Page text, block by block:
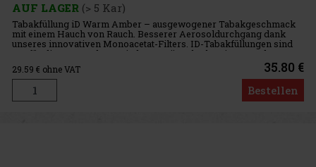
AUF LAGER (> 5 Kar)
Tabakfüllung iD Warm Amber – ausgewogener Tabakgeschmack
mit einem Hauch von Rauch. Besserer Aerosoldurchgang dank
unseres innovativen Monoacetat-Filters. ID-Tabakfüllungen sind
nur für die Verwendung mit dem Gerät Pulze bestimmt. Jeder
Karton enthäl
29.59 € ohne VAT 35.80 €
Bestellen